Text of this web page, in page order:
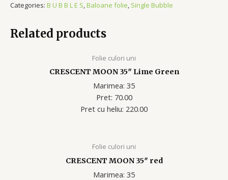
Categories: B U B B L E S,Baloane folie, Single Bubble
Related products
Folie culori uni
CRESCENT MOON 35″ Lime Green
Marimea: 35
Pret: 70.00
Pret cu heliu: 220.00
Folie culori uni
CRESCENT MOON 35″ red
Marimea: 35